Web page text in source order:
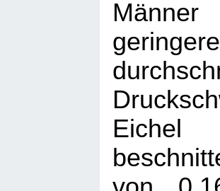
geringere